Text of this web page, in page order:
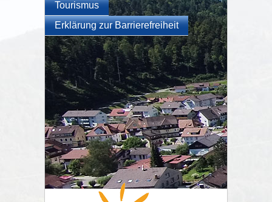
Tourismus
Erklärung zur Barrierefreiheit